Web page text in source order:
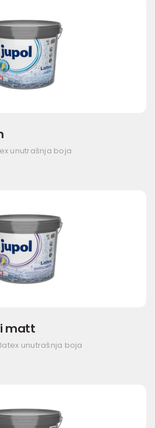
unutrašnja boja
matt
unutrašnja boja